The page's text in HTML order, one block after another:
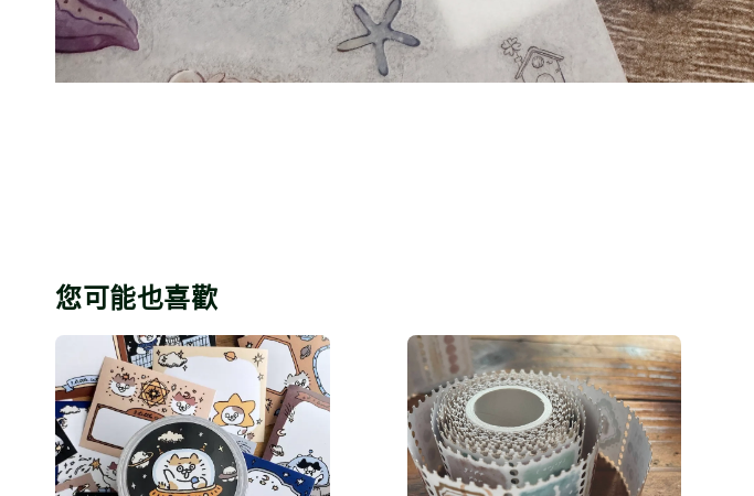
您可能也喜歡